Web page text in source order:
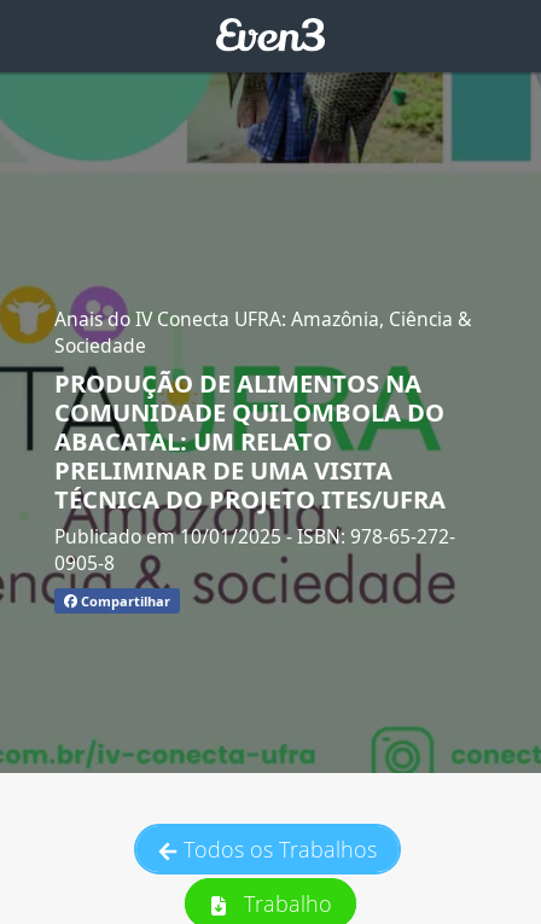
Anais do IV Conecta UFRA: Amazônia, Ciência &
Sociedade
PRODUÇÃO DE ALIMENTOS NA
COMUNIDADE QUILOMBOLA DO
ABACATAL: UM RELATO
PRELIMINAR DE UMA VISITA
TÉCNICA DO PROJETO ITES/UFRA
Publicado em 10/01/2025- ISBN: 978-65-272-
0905-8
Compartilhar
Todos os Trabalhos
Trabalho